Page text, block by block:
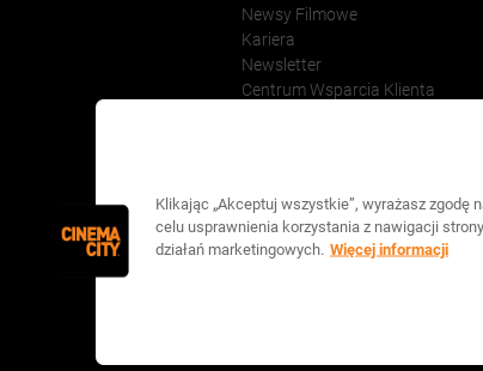
Newsy Filmowe
Kariera
Newsletter
Centrum Wsparcia Klienta
Klikając „Akceptuj wszystkie”, wyrażasz
celu usprawnienia korzystania z nawigacji
działań marketingowych. Więcej informacji